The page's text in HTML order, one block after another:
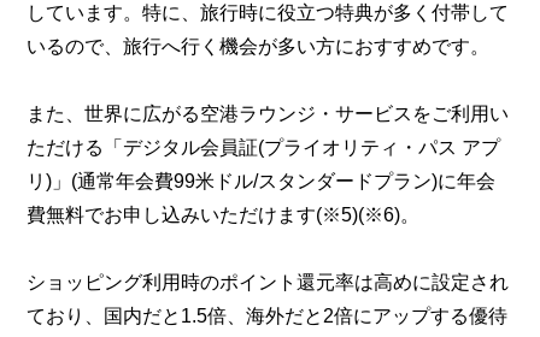
しています。特に、旅行時に役立つ特典が多く付帯して
いるので、旅行へ行く機会が多い方におすすめです。
また、世界に広がる空港ラウンジ・サービスをご利用い
ただける「デジタル会員証(プライオリティ・パス アプ
リ)」(通常年会費99米ドル/スタンダードプラン)に年会
費無料でお申し込みいただけます(※5)(※6)。
ショッピング利用時のポイント還元率は高めに設定され
ており、国内だと1.5倍、海外だと2倍にアップする優待